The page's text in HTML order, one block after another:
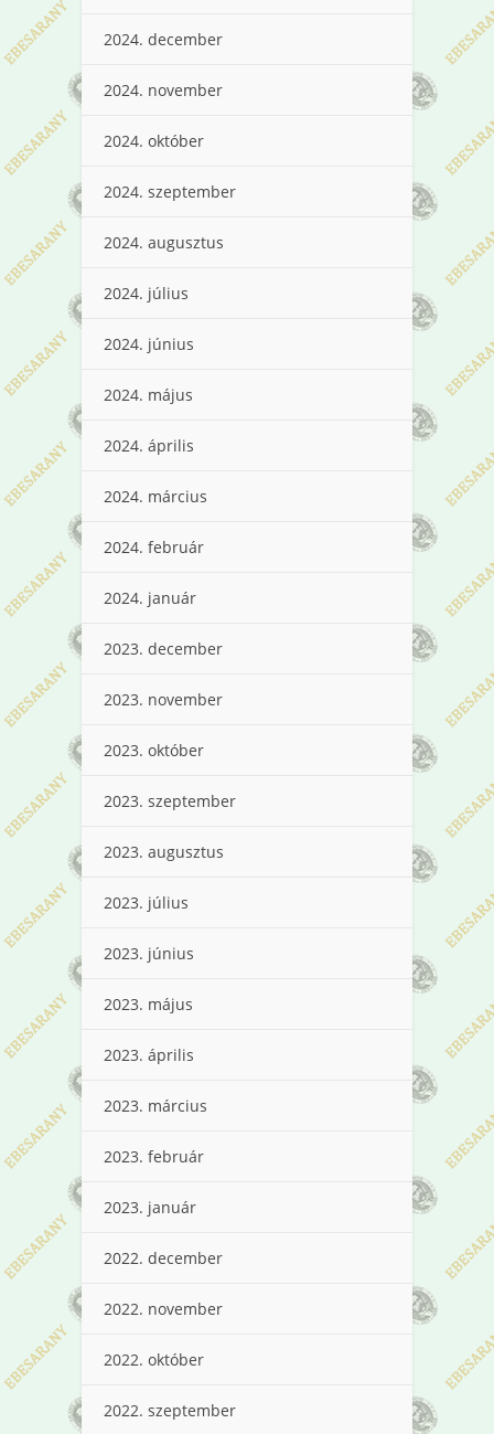
2024. december
2024. november
2024. október
2024. szeptember
2024. augusztus
2024. július
2024. június
2024. május
2024. április
2024. március
2024. február
2024. január
2023. december
2023. november
2023. október
2023. szeptember
2023. augusztus
2023. július
2023. június
2023. május
2023. április
2023. március
2023. február
2023. január
2022. december
2022. november
2022. október
2022. szeptember